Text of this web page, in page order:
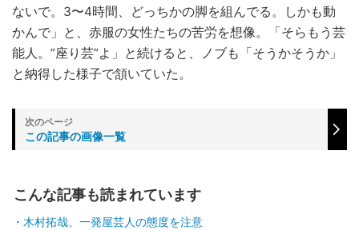
ないで。3〜4時間、どっちかの脚を組んでる。しかも動
かんで」と、赤服の女性たちの苦労を想像。「そらもう芸
能人。”座り芸”よ」と続けると、ノブも「そうかそうか」
と納得した様子で頷いていた。
この記事の画像一覧
こんな記事も読まれています
木村拓哉、一発屋芸人の態度を注意